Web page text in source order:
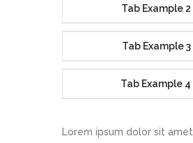
Tab Example 2
Tab Example 3
Tab Example 4
Lorem ipsum dolor sit amet,